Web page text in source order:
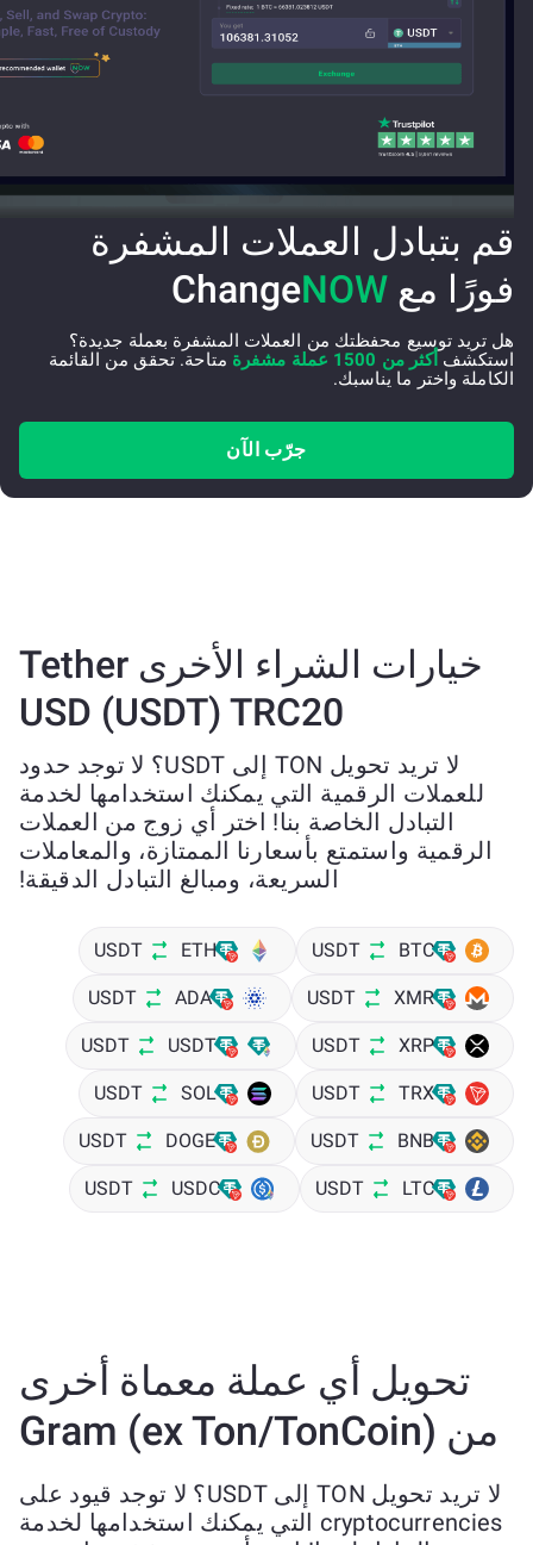
قم بتبادل العملات المشفرة
فورًا مع Change NOW
هل تريد توسيع محفظتك من العملات المشفرة بعملة جديدة؟
استكشف أكثر من 1500 عملة مشفرة
متاحة. تحقق من القائمة
الكاملة واختر ما يناسبك.
جرّب الآن
خيارات الشراء الأخرى Tether
USD (USDT) TRC20
لا تريد تحويل TON إلى USDT؟ لا توجد حدود
للعملات الرقمية التي يمكنك استخدامها لخدمة
التبادل الخاصة بنا! اختر أي زوج من العملات
الرقمية واستمتع بأسعارنا الممتازة، والمعاملات
السريعة، ومبالغ التبادل الدقيقة!
BTC
USDT
ETH
USDT
XMR
USDT
ADA
USDT
XRP
USDT
USDT
USDT
TRX
USDT
SOL
USDT
BNB
USDT
DOGE
USDT
LTC
USDT
USDC
USDT
تحويل أي عملة معماة أخرى
من Gram (ex Ton/TonCoin)
لا تريد تحويل TON إلى USDT؟ لا توجد قيود على
cryptocurrencies التي يمكنك استخدامها لخدمة